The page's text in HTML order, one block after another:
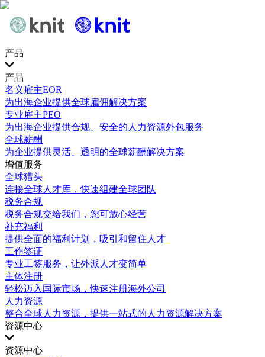
产品
产品
名义雇主EOR
为出海企业提供全球雇佣解决方案
专业雇主PEO
为出海企业提供合规、安全的人力资源外包服务
全球薪酬
为企业提供灵活、透明的全球薪酬解决方案
增值服务
全球猎头
连接全球人才库，快速组建全球团队
税务合规
税务合规交给我们，您可放心经营
补充福利
提供全面的福利计划，吸引和留住人才
工作签证
专业工签服务，让外派人才变简单
主体注册
轻松迈入国际市场，快速注册海外公司
人力资源
整合全球人力资源，提供一站式的人力资源解决方案
资源中心
资源中心